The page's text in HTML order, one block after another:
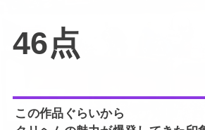
46点
この作品ぐらいから